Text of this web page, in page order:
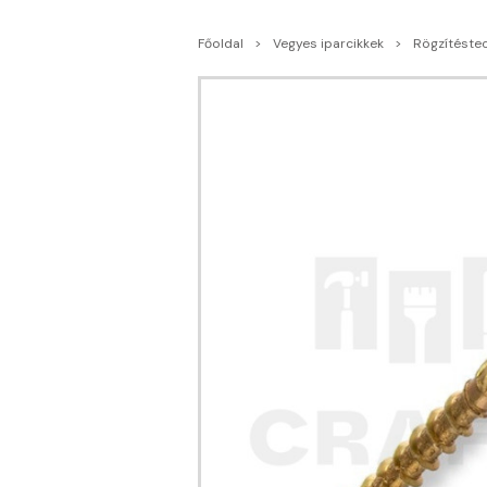
Főoldal Vegyes iparcikkek